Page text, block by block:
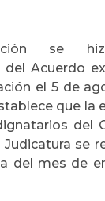
se
Acuerdo
el 5 de
que la
del
se
del mes de